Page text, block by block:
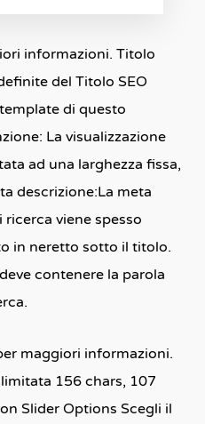
informazioni. Titolo
del Titolo SEO
di questo
La visualizzazione
ad una larghezza fissa,
descrizione:La meta
viene spesso
in neretto sotto il titolo.
contenere la parola
maggiori informazioni.
156 chars, 107
Slider Options Scegli il